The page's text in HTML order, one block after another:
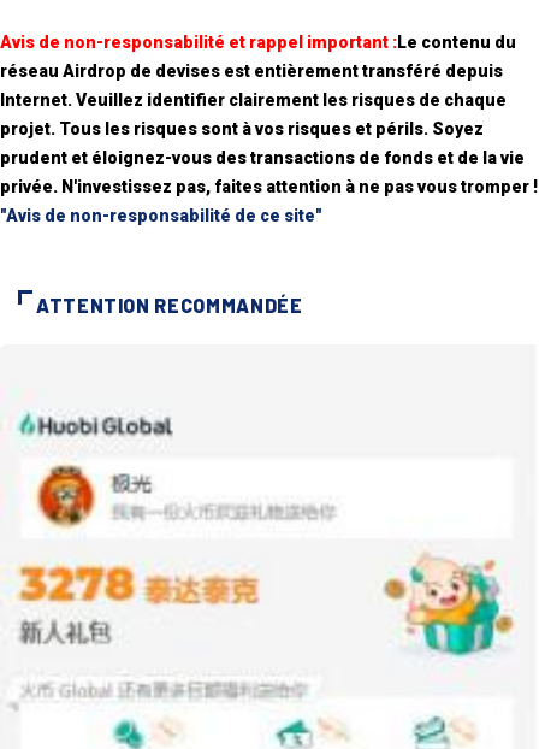
Avis de non-responsabilité et rappel important :Le contenu du
réseau Airdrop de devises est entièrement transféré depuis
Internet. Veuillez identifier clairement les risques de chaque
projet. Tous les risques sont à vos risques et périls. Soyez
prudent et éloignez-vous des transactions de fonds et de la vie
privée. N'investissez pas, faites attention à ne pas vous tromper !
"Avis de non-responsabilité de ce site"
ATTENTION RECOMMANDÉE